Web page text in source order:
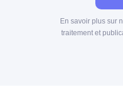
En savoir plus sur
traitement et